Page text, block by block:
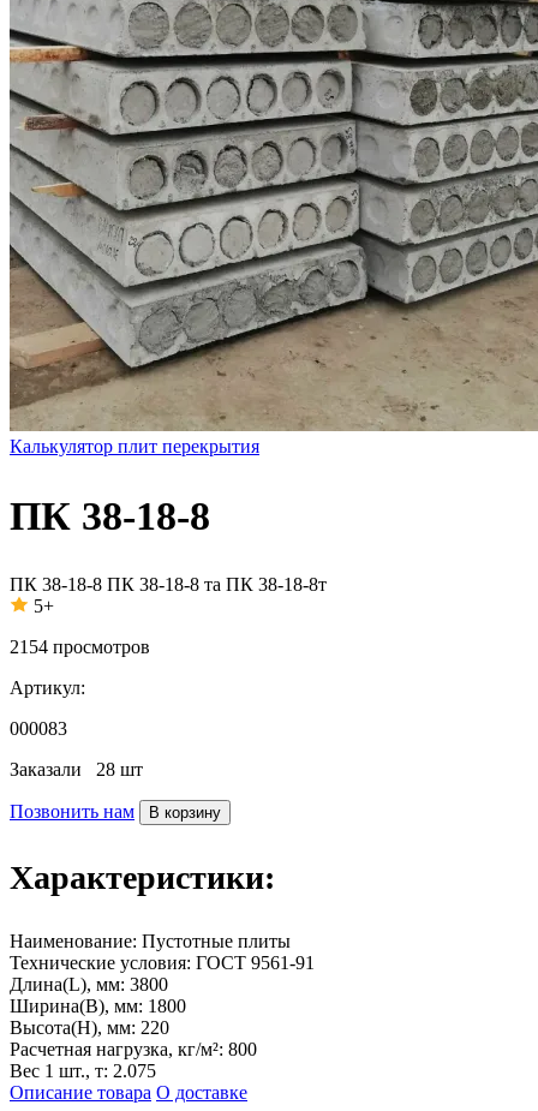
Калькулятор плит перекрытия
ПК 38-18-8
ПК 38-18-8 ПК 38-18-8 та ПК 38-18-8т
5+
2154 просмотров
Артикул:
000083
Заказали 28 шт
Позвонить нам В корзину
Характеристики:
Наименование: Пустотные плиты
Технические условия: ГОСТ 9561-91
Длина(L), мм: 3800
Ширина(B), мм: 1800
Высота(H), мм: 220
Расчетная нагрузка, кг/м²: 800
Вес 1 шт., т: 2.075
Описание товара О доставке